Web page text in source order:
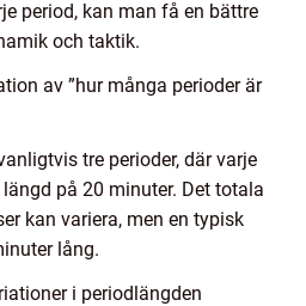
period, kan man få en bättre
och taktik.
av ”hur många perioder är
tre perioder, där varje
på 20 minuter. Det totala
kan variera, men en typisk
lång.
i periodlängden